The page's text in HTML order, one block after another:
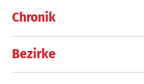
Chronik
Bezirke